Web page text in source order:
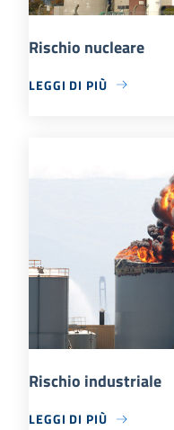
Rischio nucleare
LEGGI DI PIÙ
Rischio industriale
LEGGI DI PIÙ